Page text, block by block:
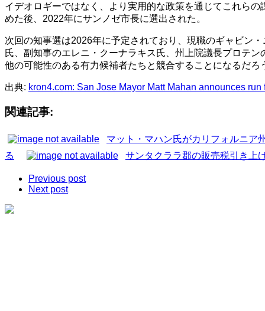
イデオロギーではなく、より実用的な政策を通じてこれら
めた後、2022年にサンノゼ市長に選出された。
次回の知事選は2026年に予定されており、現職のギャビン
氏、副知事のエレニ・クーナラキス氏、州上院議長プロテ
他の可能性のある有力候補者たちと競合することになるだろ
出典: kron4.com: San Jose Mayor Matt Mahan announces run
関連記事:
マット・マハン氏がカリフォルニア
る
サンタクララ郡の販売税引き上
Previous post
Next post